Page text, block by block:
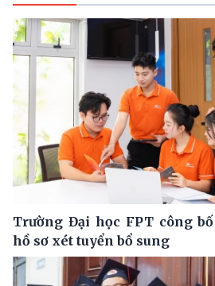
Trường Đại học FPT công
hồ sơ xét tuyển bổ sung